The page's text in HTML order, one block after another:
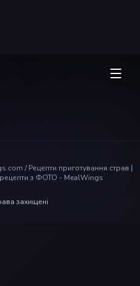
/Рецепти приготування страв |
рецепти з ФОТО - MealWings
захищені